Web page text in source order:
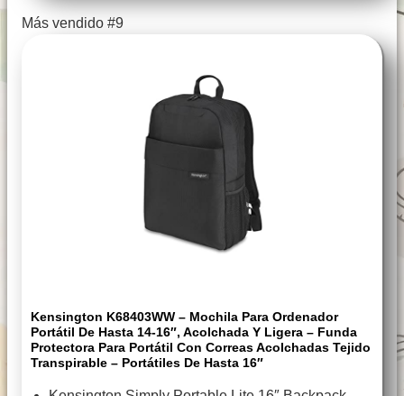
Más vendido #9
Kensington K68403WW – Mochila Para Ordenador
Portátil De Hasta 14-16″, Acolchada Y Ligera – Funda
Protectora Para Portátil Con Correas Acolchadas Tejido
Transpirable – Portátiles De Hasta 16″